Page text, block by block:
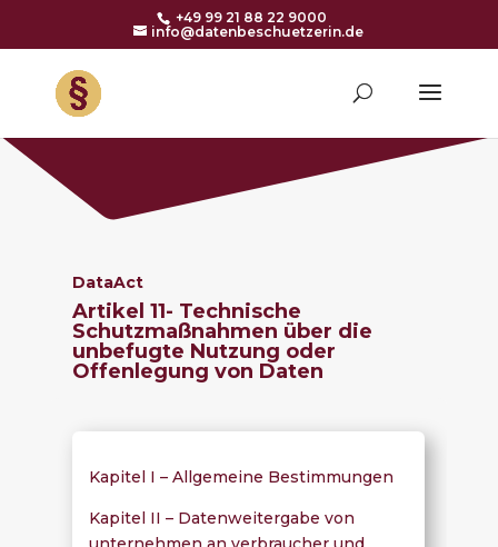
+49 99 21 88 22 9000
info@datenbeschuetzerin.de
DataAct
Artikel 11- Technische
Schutzmaßnahmen über die
unbefugte Nutzung oder
Offenlegung von Daten
Kapitel I – Allgemeine Bestimmungen
Kapitel II – Datenweitergabe von